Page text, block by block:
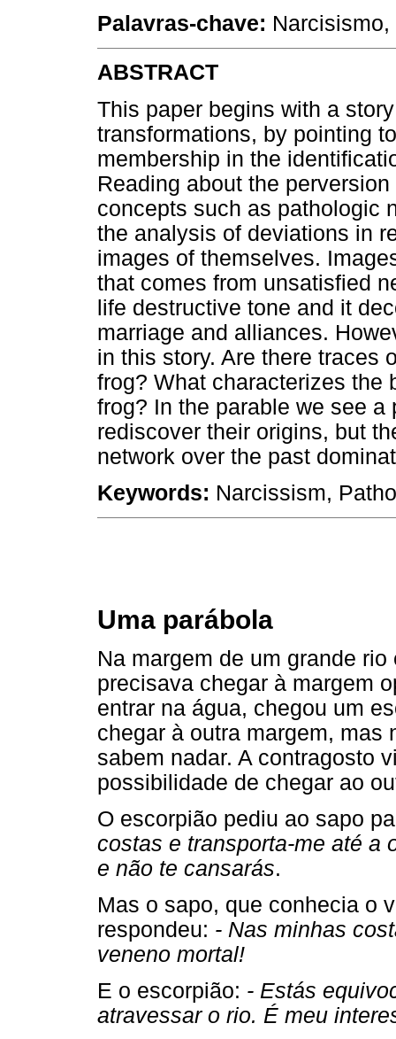
Palavras-chave:
ABSTRACT
This paper begins with a
transformations, by pointing
membership in the
Reading about the
concepts such as pathologic
the analysis of deviations in
images of themselves.
that comes from unsatisfied
life destructive tone and it
marriage and alliances.
in this story. Are there traces
frog? What characterizes the
frog? In the parable we see
rediscover their origins, but
network over the past
Keywords: Narcissism,
Uma parábola
Na margem de um grande
precisava chegar à margem
entrar na água, chegou um
chegar à outra margem, mas
sabem nadar. A contragosto
possibilidade de chegar ao
O escorpião pediu ao sapo
costas e transporta-me até a
e não te cansarás.
Mas o sapo, que conhecia o
respondeu: - Nas minhas
veneno mortal!
E o escorpião: - Estás
atravessar o rio. É meu